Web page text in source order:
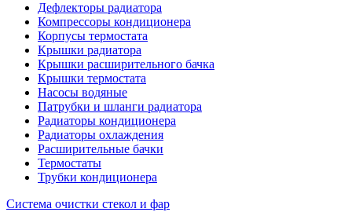
Дефлекторы радиатора
Компрессоры кондиционера
Корпусы термостата
Крышки радиатора
Крышки расширительного бачка
Крышки термостата
Насосы водяные
Патрубки и шланги радиатора
Радиаторы кондиционера
Радиаторы охлаждения
Расширительные бачки
Термостаты
Трубки кондиционера
Система очистки стекол и фар